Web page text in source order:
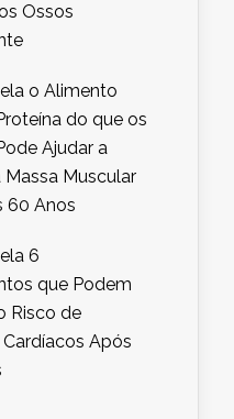
Ossos
o Alimento
do que os
Ajudar a
Massa Muscular
60 Anos
6
que Podem
Risco de
Após